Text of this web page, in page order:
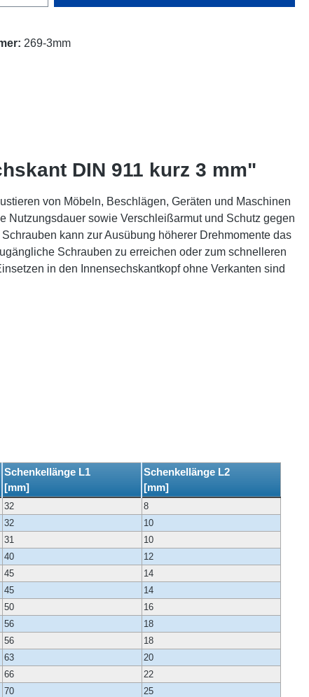
269-3mm
DIN 911 kurz 3 mm"
von Möbeln, Beschlägen, Geräten und Maschinen
Nutzungsdauer sowie Verschleißarmut und Schutz gegen
kann zur Ausübung höherer Drehmomente das
Schrauben zu erreichen oder zum schnelleren
in den Innensechskantkopf ohne Verkanten sind
Schenkellänge L1
[mm]
Schenkellänge L2
[mm]
32
8
32
10
31
10
40
12
45
14
45
14
50
16
56
18
56
18
63
20
66
22
70
25